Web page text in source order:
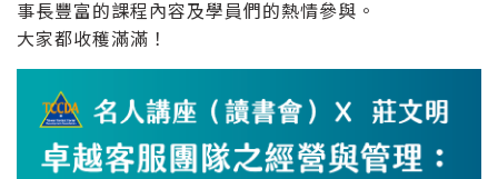
事長豐富的課程內容及學員們的熱情參與。
大家都收穫滿滿！